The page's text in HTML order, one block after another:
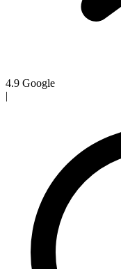
4.9 Google
|